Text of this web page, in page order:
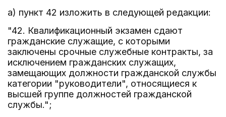
а) пункт 42 изложить в следующей редакции:
"42. Квалификационный экзамен сдают
гражданские служащие, с которыми
заключены срочные служебные контракты, за
исключением гражданских служащих,
замещающих должности гражданской службы
категории "руководители", относящиеся к
высшей группе должностей гражданской
службы.";